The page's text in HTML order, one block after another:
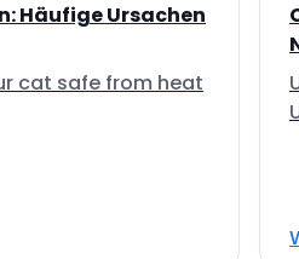
Häufige Ursachen
cat safe from heat